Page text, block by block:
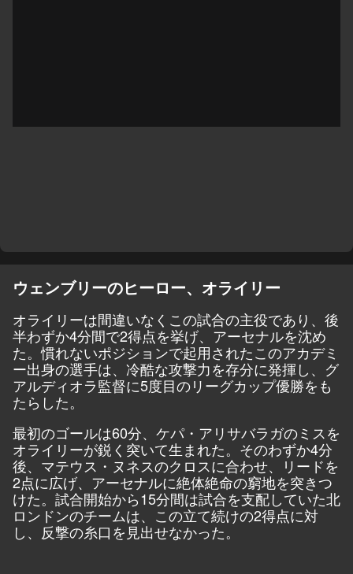
ウェンブリーのヒーロー、オライリー
オライリーは間違いなくこの試合の主役であり、後
半わずか4分間で2得点を挙げ、アーセナルを沈め
た。慣れないポジションで起用されたこのアカデミ
ー出身の選手は、冷酷な攻撃力を存分に発揮し、グ
アルディオラ監督に5度目のリーグカップ優勝をも
たらした。
最初のゴールは60分、ケパ・アリサバラガのミスを
オライリーが鋭く突いて生まれた。そのわずか4分
後、マテウス・ヌネスのクロスに合わせ、リードを
2点に広げ、アーセナルに絶体絶命の窮地を突きつ
けた。試合開始から15分間は試合を支配していた北
ロンドンのチームは、この立て続けの2得点に対
し、反撃の糸口を見出せなかった。